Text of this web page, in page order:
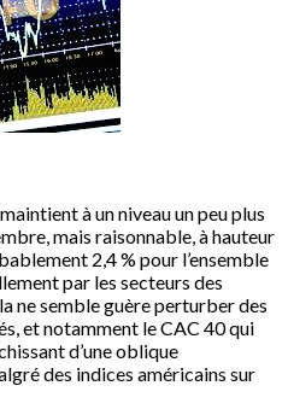
à un niveau un peu plus
mais raisonnable, à hauteur
2,4 % pour l’ensemble
par les secteurs des
ne semble guère perturber des
et notamment le CAC 40 qui
d’une oblique
des indices américains sur